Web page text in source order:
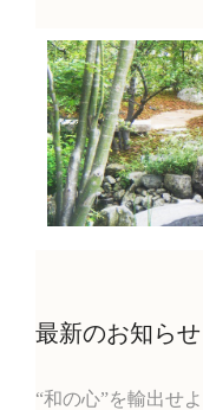
最新のお知らせ
“和の心”を輸出せよ